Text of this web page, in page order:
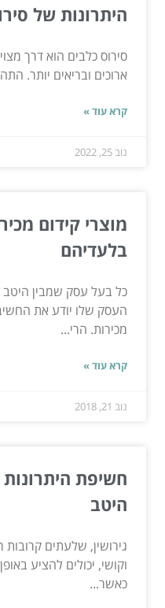
היתרונות של
סירוס כלבים הוא דרך
ארוכים ובריאים יותר.
קרא עוד »
נוב 25, 2022
מוצרי קידום
בלעדיהם
כל בעל עסק שמבין היטב
העסק שלו יודע את
מכירות. הרי...
קרא עוד »
נוב 21, 2018
חשיפת היתרונות
היטב
גירושין, שלעתים
וקושי, יכולים להציע
כאשר...